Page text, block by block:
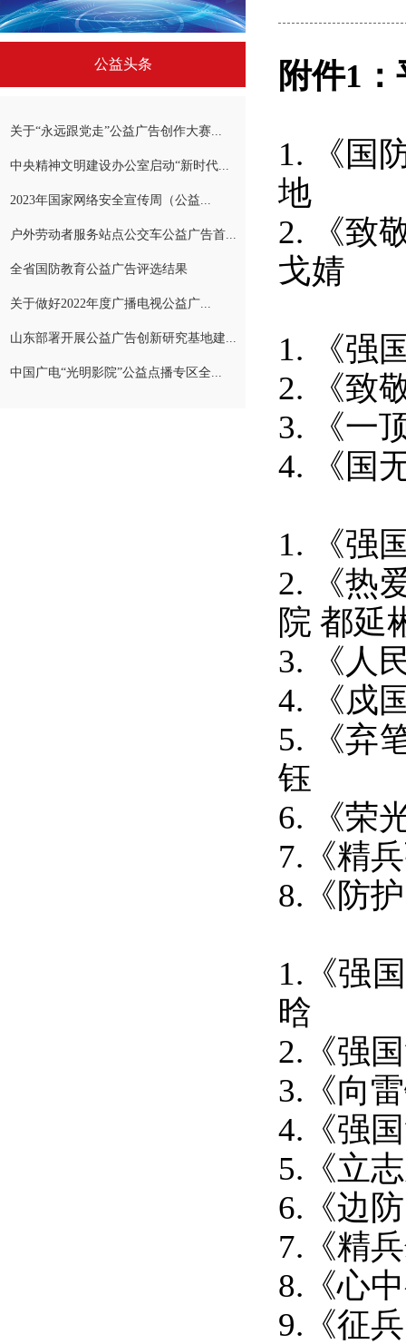
中国精神系列海报专题（一） 中国精
公益头条
关于“永远跟党走”公益广告创作大赛...
中央精神文明建设办公室启动“新时代...
2023年国家网络安全宣传周（公益...
户外劳动者服务站点公交车公益广告首...
全省国防教育公益广告评选结果
关于做好2022年度广播电视公益广...
山东部署开展公益广告创新研究基地建...
中国广电“光明影院”公益点播专区全...
附件1：
1.
《国
地
2.
《致
戈婧
1.
《强
2.
《致
3.
《一
4.
《国
1.
《强
2.
《热
院 都延
3.
《人
4.
《戍
5.
《弃
钰
6.
《荣
7.《精
8.《防
1. 《强
晗
2.《强
3. 《向
4.《强
5.《立
6.《边
7.《精
8.《心
9.《征